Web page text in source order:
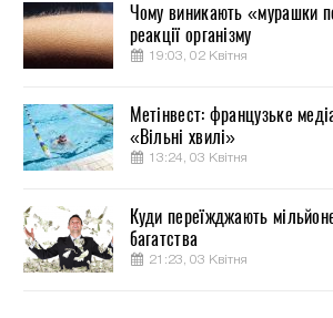
Чому виникають «мурашки
реакції організму
19:03, 02 Квітня
Метінвест: французьке
«Вільні хвилі»
13:24, 03 Квітня
Куди переїжджають
багатства
21:23, 03 Квітня